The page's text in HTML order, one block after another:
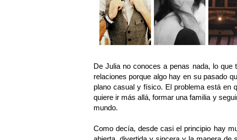
De Julia no conoces a penas nada, lo
relaciones porque algo hay en su pasado
plano casual y físico. El problema está en
quiere ir más allá, formar una familia y
mundo.
Como decía, desde casi el principio hay